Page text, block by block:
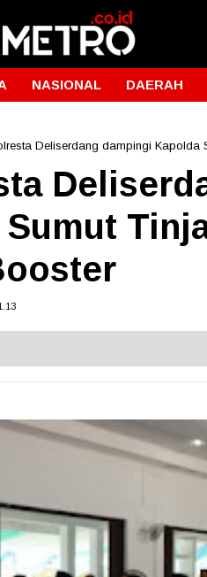
NASIONAL DAERAH
Deliserdang dampingi Kapolda